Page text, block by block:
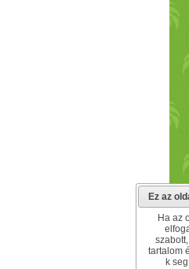
Ez az
Ha az
tartalom
k